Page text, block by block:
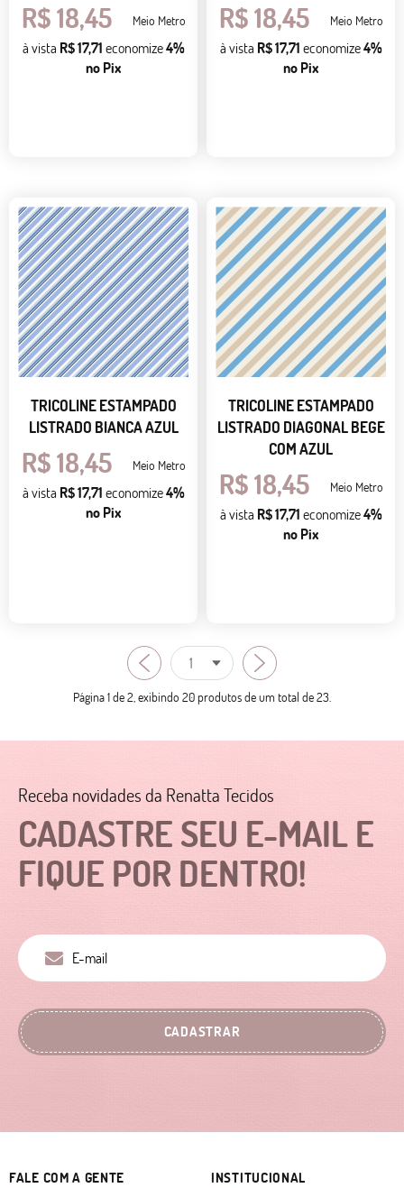
R$ 18,45 Meio Metro
à vista R$ 17,71 economize4%
no Pix
R$ 18,45 Meio Metro
à vista R$ 17,71 economize4%
no Pix
TRICOLINE ESTAMPADO
LISTRADO BIANCA AZUL
R$ 18,45 Meio Metro
à vista R$ 17,71 economize4%
no Pix
TRICOLINE ESTAMPADO
LISTRADO DIAGONAL BEGE
COM AZUL
R$ 18,45 Meio Metro
à vista R$ 17,71 economize4%
no Pix
Página 1 de 2, exibindo 20 produtos de um total de 23.
CADASTRE SEU E-MAIL E
FIQUE POR DENTRO!
Receba novidades da Renatta Tecidos
CADASTRAR
FALE COM A GENTE INSTITUCIONAL